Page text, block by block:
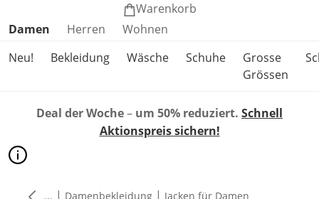
Warenkorb
Produktkategorien überspringen
Damen Herren
Wohnen
Neu!
Bekleidung Wäsche Schuhe
Grosse
Grössen
Deal der Woche– um 50% reduziert. Schnell
Aktionspreis sichern!
... | Damenbekleidung | Jacken für Damen